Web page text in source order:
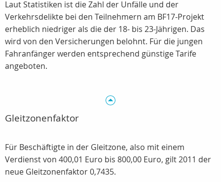
Laut Statistiken ist die Zahl der Unfälle und der
Verkehrsdelikte bei den Teilnehmern am BF17-Projekt
erheblich niedriger als die der 18- bis 23-Jährigen. Das
wird von den Versicherungen belohnt. Für die jungen
Fahranfänger werden entsprechend günstige Tarife
angeboten.
Gleitzonenfaktor
Für Beschäftigte in der Gleitzone, also mit einem
Verdienst von 400,01 Euro bis 800,00 Euro, gilt 2011 der
neue Gleitzonenfaktor 0,7435.